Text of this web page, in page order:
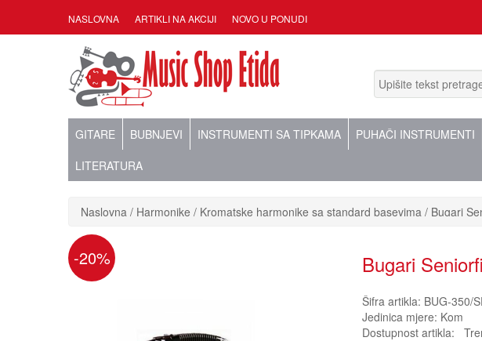
NASLOVNA ARTIKLI NA AKCIJI NOVO U PONUDI
GITARE BUBNJEVI INSTRUMENTI SA TIPKAMA PUHAČI INSTRUMENTI
LITERATURA
Naslovna Harmonike Kromatske harmonike sa standard basevima Bugari
-20% Bugari
Šifra artikla: BUG-350/
Jedinica mjere: Kom
Dostupnost artikla: